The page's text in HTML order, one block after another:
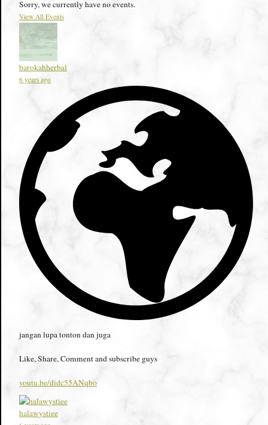
Sorry, we currently have no events.
View All Events
barokahherbal
6 years ago
jangan lupa tonton dan juga
Like, Share, Comment and subscribe guys
youtu.be/didc55ANqbo
halawystiee